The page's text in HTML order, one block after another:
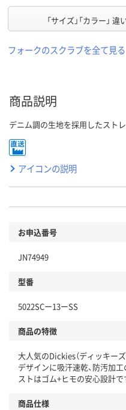
「サイズ」「カラー」 違
フォークのスクラブを全て見る
商品説明
デニム調の生地を採用したスト
アイコンの説明
お申込番号
JN74949
型番
5022SCー13ーSS
商品の特徴
大人気のDickies（ディッキー
デザインに吸汗速乾、防汚加
ストはゴム+ヒモの安心設計で
商品仕様